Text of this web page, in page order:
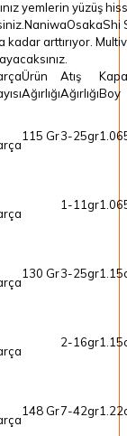
yemlerin yüzüş
kadar arttırıyor.
Ürün
Ağırlığı
Atış
AğırlığıBoy
115 Gr3-25gr
1-11gr
130 Gr3-25gr
2-16gr
148 Gr7-42gr